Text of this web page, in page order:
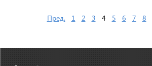
Пред. 1 2 3 4 5 6 7 8